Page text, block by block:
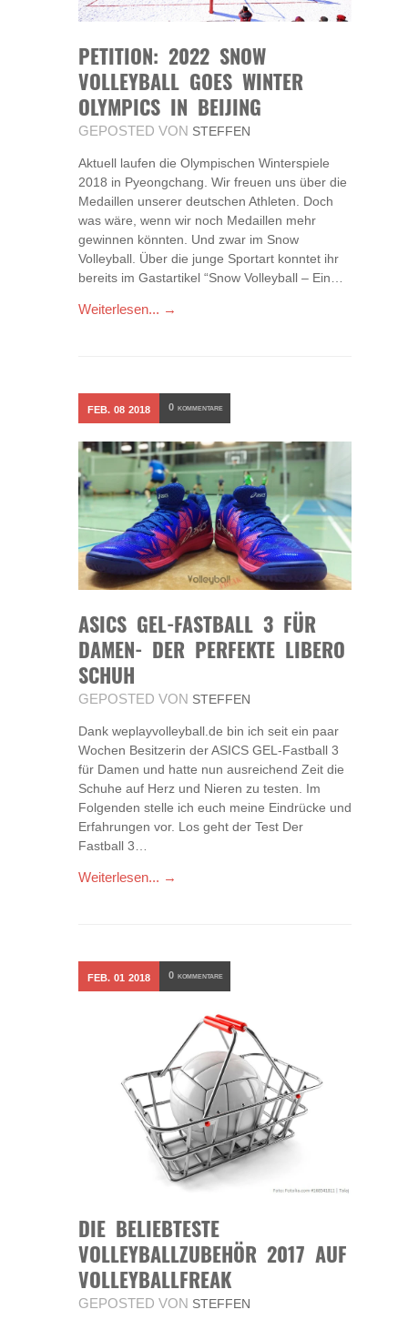
PETITION: 2022 SNOW
VOLLEYBALL GOES WINTER
OLYMPICS IN BEIJING
GEPOSTED VON STEFFEN
Aktuell laufen die Olympischen Winterspiele
2018 in Pyeongchang. Wir freuen uns über die
Medaillen unserer deutschen Athleten. Doch
was wäre, wenn wir noch Medaillen mehr
gewinnen könnten. Und zwar im Snow
Volleyball. Über die junge Sportart konntet ihr
bereits im Gastartikel “Snow Volleyball – Ein…
Weiterlesen... →
FEB. 08 2018 0 KOMMENTARE
ASICS GEL-FASTBALL 3 FÜR
DAMEN- DER PERFEKTE LIBERO
SCHUH
GEPOSTED VON STEFFEN
Dank weplayvolleyball.de bin ich seit ein paar
Wochen Besitzerin der ASICS GEL-Fastball 3
für Damen und hatte nun ausreichend Zeit die
Schuhe auf Herz und Nieren zu testen. Im
Folgenden stelle ich euch meine Eindrücke und
Erfahrungen vor. Los geht der Test Der
Fastball 3…
Weiterlesen... →
FEB. 01 2018 0 KOMMENTARE
DIE BELIEBTESTE
VOLLEYBALLZUBEHÖR 2017 AUF
VOLLEYBALLFREAK
GEPOSTED VON STEFFEN